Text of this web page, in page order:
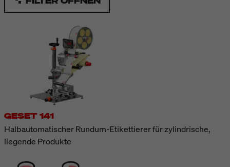
BitteMarketing-Cookies akzeptieren
anzusehen.
GESET 141
Halbautomatischer Rundum-Etikettierer für zylindrische,
liegende Produkte